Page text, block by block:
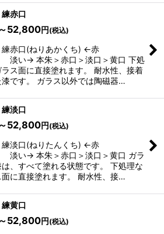
赤口
～52,800円 (税込)
赤口(ねりあかくち) ←赤
本朱＞赤口＞淡口＞黄口 下処
ス面に直接塗れます。 耐水性、接着
です。 ガラス以外では陶磁器…
淡口
～52,800円 (税込)
淡口(ねりたんくち) ←赤
本朱＞赤口＞淡口＞黄口 ガラ
は、すべて塗れる状態です。 下処理な
面に直接塗れます。 耐水性、接…
黄口
～52,800円 (税込)